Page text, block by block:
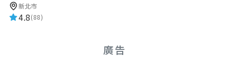
新北市
4.8(88)
廣告